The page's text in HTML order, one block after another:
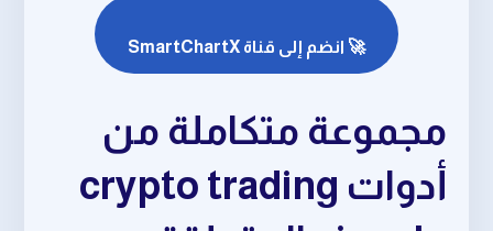
🚀 انضم إلى قناة SmartChartX
مجموعة متكاملة من
أدوات crypto trading